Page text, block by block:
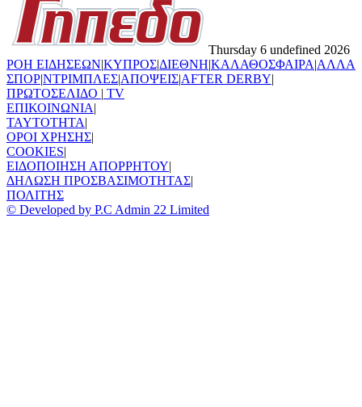
Thursday 6 undefined 2026
ΡΟΗ ΕΙΔΗΣΕΩΝ|ΚΥΠΡΟΣ|ΔΙΕΘΝΗ|ΚΑΛΑΘΟΣΦΑΙΡΑ|ΑΛΛΑ
ΣΠΟΡ|ΝΤΡΙΜΠΛΕΣ|ΑΠΟΨΕΙΣ|AFTER DERBY|
ΠΡΩΤΟΣΕΛΙΔΟ | TV
ΕΠΙΚΟΙΝΩΝΙΑ|
TAYTOTHTA|
ΟΡΟΙ ΧΡΗΣΗΣ|
COOKIES|
ΕΙΔΟΠΟΙΗΣΗ ΑΠΟΡΡΗΤΟΥ|
ΔΗΛΩΣΗ ΠΡΟΣΒΑΣΙΜΟΤΗΤΑΣ|
ΠΟΛΙΤΗΣ
© Developed by P.C Admin 22 Limited